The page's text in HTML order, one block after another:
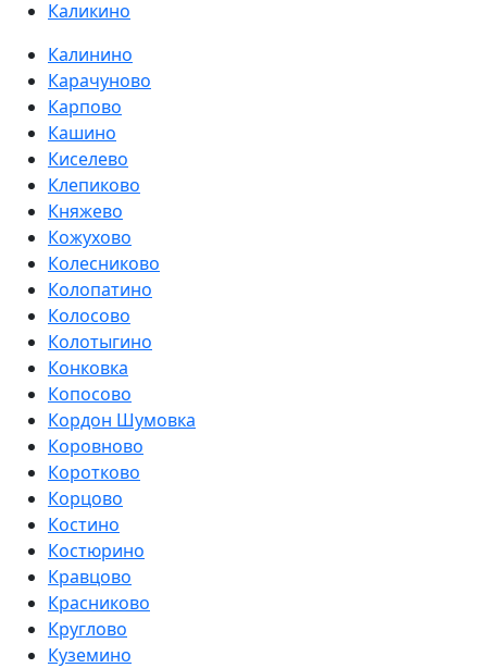
Каликино
Калинино
Карачуново
Карпово
Кашино
Киселево
Клепиково
Княжево
Кожухово
Колесниково
Колопатино
Колосово
Колотыгино
Конковка
Копосово
Кордон Шумовка
Коровново
Коротково
Корцово
Костино
Костюрино
Кравцово
Красниково
Круглово
Куземино